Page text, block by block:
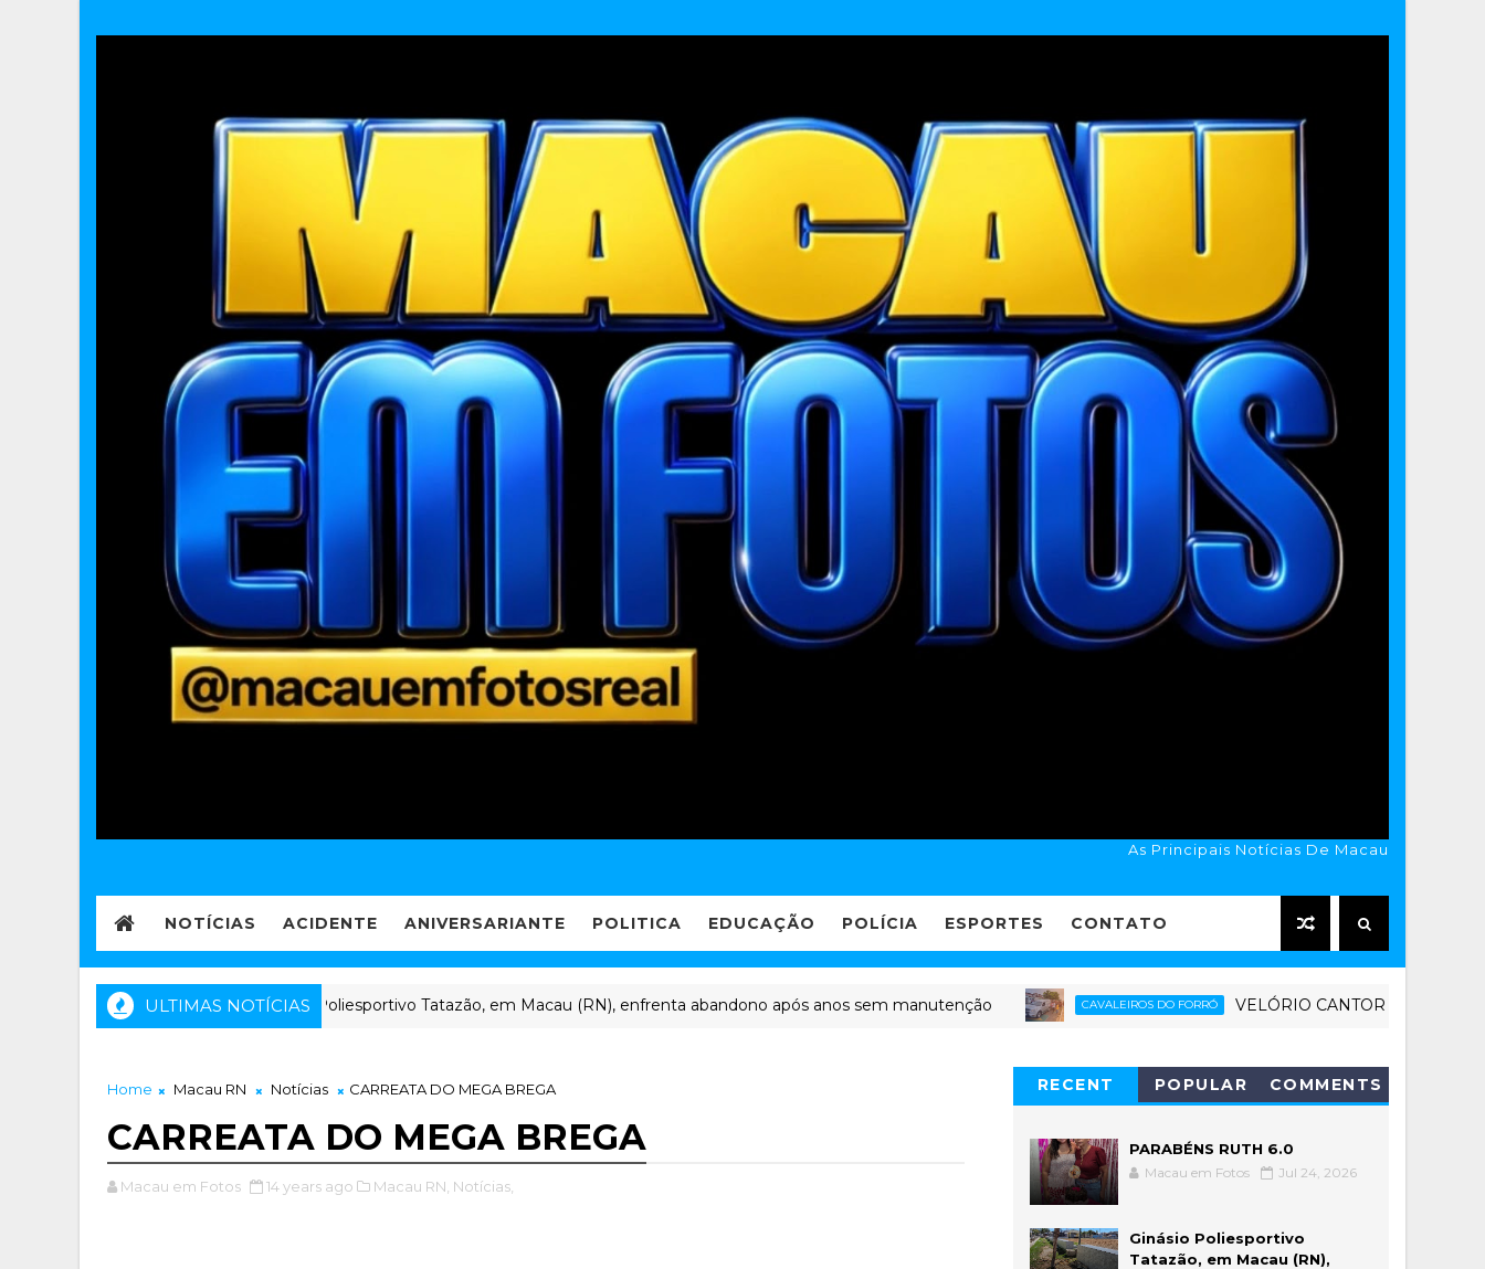
As Principais Notícias De Macau
NOTÍCIAS ACIDENTE ANIVERSARIANTE POLITICA EDUCAÇÃO POLÍCIA ESPORTES CONTATO
ULTIMAS NOTÍCIAS
ESPORTE Ginásio Poliesportivo Tatazão, em Macau (RN), enfrenta abandono após anos sem manutenção CAVALEIROS DO FORRÓ VELÓRIO CANTOR NETO ARAÚJO
Home Macau RN Notícias CARREATA DO MEGA BREGA
CARREATA DO MEGA BREGA
Macau em Fotos 14 years ago Macau RN, Notícias,
RECENT POPULAR COMMENTS
PARABÉNS RUTH 6.0
Macau em Fotos Jul 24, 2026
Ginásio Poliesportivo
Tatazão, em Macau (RN),